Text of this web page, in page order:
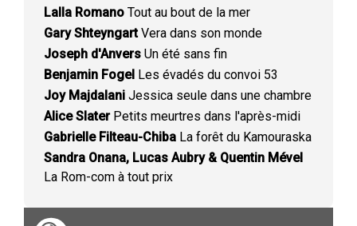
Lalla Romano Tout au bout de la mer
Gary ShteyngartVera dans son monde
Joseph d'Anvers Un été sans fin
Benjamin Fogel Les évadés du convoi 53
Joy Majdalani Jessica seule dans une chambre
Alice SlaterPetits meurtres dans l'après-midi
Gabrielle Filteau-Chiba La forêt du Kamouraska
Sandra Onana, Lucas Aubry & Quentin Mével
La Rom-com à tout prix